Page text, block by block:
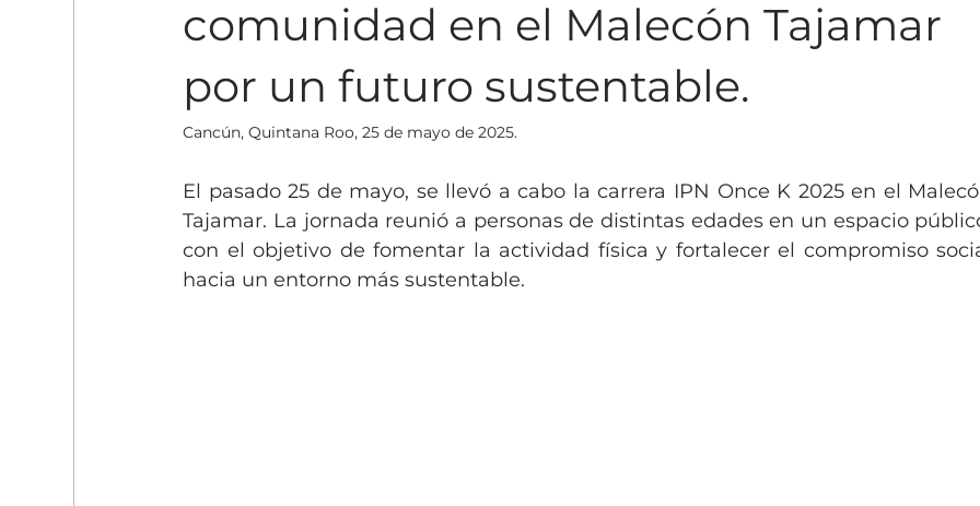
comunidad en el Malecón Tajamar
por un futuro sustentable.
Cancún, Quintana Roo, 25 de mayo de 2025.
El pasado 25 de mayo, se llevó a cabo la carrera IPN Once K 2025 en el
Tajamar. La jornada reunió a personas de distintas edades en un espacio
con el objetivo de fomentar la actividad física y fortalecer el compromiso
hacia un entorno más sustentable.